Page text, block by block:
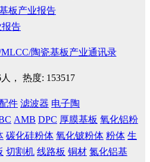
板产业报告
报告
陶瓷基板产业通讯录
， 热度: 153517
件 滤波器 电子陶
AMB DPC 厚膜基板 氧化铝粉
碳化硅粉体 氧化铍粉体 粉体 生
切割机 线路板 铜材 氮化铝基